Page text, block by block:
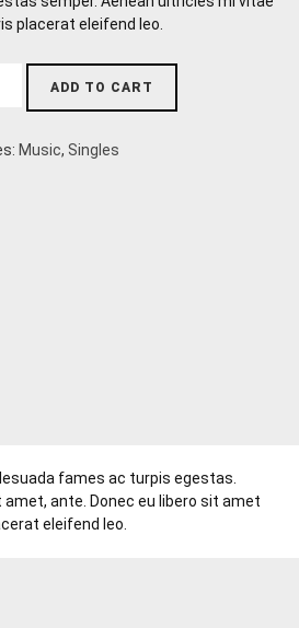
placerat eleifend leo.
ADD TO CART
Music, Singles
fames ac turpis egestas.
ante. Donec eu libero sit amet
eleifend leo.